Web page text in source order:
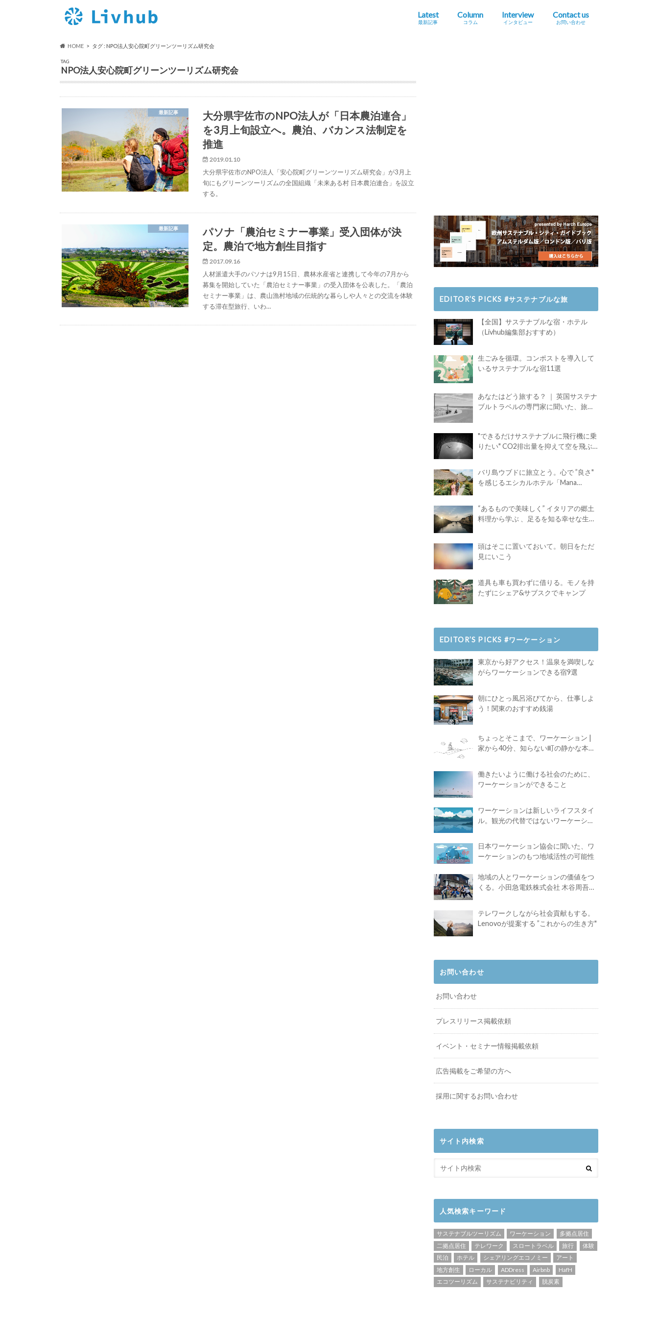
Latest
最新記事
Column
コラム
Interview
インタビュー
Contact us
お問い合わせ
HOME タグ : NPO法人安心院町グリーンツーリズム研究会
TAG
NPO法人安心院町グリーンツーリズム研究会
最新記事
大分県宇佐市のNPO法人が「日本農泊連合」
を3月上旬設立へ。農泊、バカンス法制定を
推進
2019.01.10
大分県宇佐市のNPO法人「安心院町グリーンツーリズム研究会」が3月上
旬にもグリーンツーリズムの全国組織「未来ある村 日本農泊連合」を設立
する。
最新記事
パソナ「農泊セミナー事業」受入団体が決
定。農泊で地方創生目指す
2017.09.16
人材派遣大手のパソナは9月15日、農林水産省と連携して今年の7月から
募集を開始していた「農泊セミナー事業」の受入団体を公表した。「農泊
セミナー事業」は、農山漁村地域の伝統的な暮らしや人々との交流を体験
する滞在型旅行、いわ…
EDITOR’S PICKS #サステナブルな旅
【全国】サステナブルな宿・ホテル
（Livhub編集部おすすめ）
生ごみを循環。コンポストを導入して
いるサステナブルな宿11選
あなたはどう旅する？ ｜ 英国サステナ
ブルトラベルの専門家に聞いた、旅の
"できるだけサステナブルに飛行機に乗
りたい" CO2排出量を抑えて空を飛ぶ
バリ島ウブドに旅立とう。心で ”良さ"
を感じるエシカルホテル「Mana
“あるもので美味しく” イタリアの郷土
料理から学ぶ 、足るを知る幸せな生き
頭はそこに置いておいて。朝日をただ
見にいこう
道具も車も買わずに借りる。モノを持
たずにシェア&サブスクでキャンプ
EDITOR’S PICKS #ワーケーション
東京から好アクセス！温泉を満喫しな
がらワーケーションできる宿9選
朝にひとっ風呂浴びてから、仕事しよ
う！関東のおすすめ銭湯
ちょっとそこまで、ワーケーション |
家から40分、知らない町の静かな本屋
働きたいように働ける社会のために、
ワーケーションができること
ワーケーションは新しいライフスタイ
ル。観光の代替ではないワーケーショ
日本ワーケーション協会に聞いた、ワ
ーケーションのもつ地域活性の可能性
地域の人とワーケーションの価値をつ
くる。小田急電鉄株式会社 木谷周吾さ
テレワークしながら社会貢献もする。
Lenovoが提案する ”これからの生き方"
お問い合わせ
お問い合わせ
プレスリリース掲載依頼
イベント・セミナー情報掲載依頼
広告掲載をご希望の方へ
採用に関するお問い合わせ
サイト内検索
人気検索キーワード
サステナブルツーリズム ワーケーション
多拠点居住
二拠点居住
テレワーク スロートラベル 旅行
体験
民泊
ホテル シェアリングエコノミー
アート
地方創生
ローカル ADDress Airbnb
HafH
エコツーリズム
サステナビリティ 脱炭素